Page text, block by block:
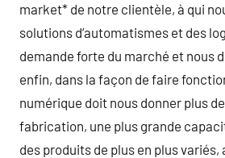
market* de notre clientèle, à qui
solutions d’automatismes et des
demande forte du marché et nous
enfin, dans la façon de faire
numérique doit nous donner plus
fabrication, une plus grande
des produits de plus en plus